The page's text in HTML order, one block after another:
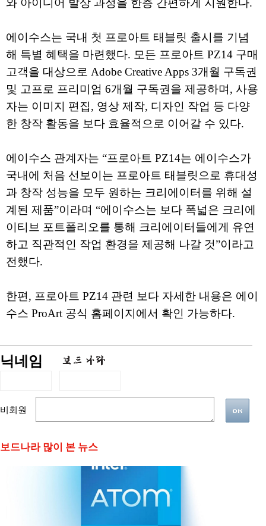
와 아이디어 발상 과정을 한층 간편하게 지원한다.
에이수스는 국내 첫 프로아트 태블릿 출시를 기념
해 특별 혜택을 마련했다. 모든 프로아트 PZ14 구매
고객을 대상으로 Adobe Creative Apps 3개월 구독권
및 고프로 프리미엄 6개월 구독권을 제공하며, 사용
자는 이미지 편집, 영상 제작, 디자인 작업 등 다양
한 창작 활동을 보다 효율적으로 이어갈 수 있다.
에이수스 관계자는 “프로아트 PZ14는 에이수스가
국내에 처음 선보이는 프로아트 태블릿으로 휴대성
과 창작 성능을 모두 원하는 크리에이터를 위해 설
계된 제품”이라며 “에이수스는 보다 폭넓은 크리에
이티브 포트폴리오를 통해 크리에이터들에게 유연
하고 직관적인 작업 환경을 제공해 나갈 것”이라고
전했다.
한편, 프로아트 PZ14 관련 보다 자세한 내용은 에이
수스 ProArt 공식 홈페이지에서 확인 가능하다.
닉네임
비회원
보드나라 많이 본 뉴스